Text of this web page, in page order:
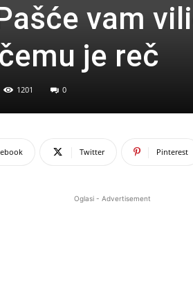
vam
je reč
1201 0
Twitter Pinterest
Oglasi - Advertisement